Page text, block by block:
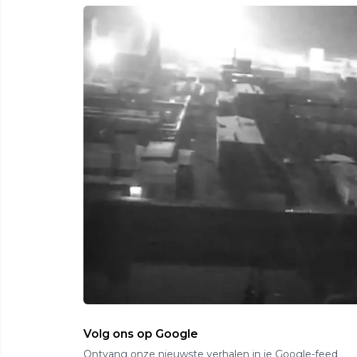
Volg ons op Google
Ontvang onze nieuwste verhalen in je Google-feed